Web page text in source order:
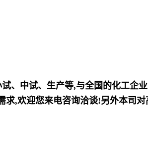
、中试、生产等,与全国的化工企
求,欢迎您来电咨询洽谈!另外本司对